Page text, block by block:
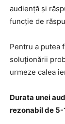
audiență și
funcție de
Pentru a putea
soluționării
urmeze calea
Durata unei
rezonabil de 5-